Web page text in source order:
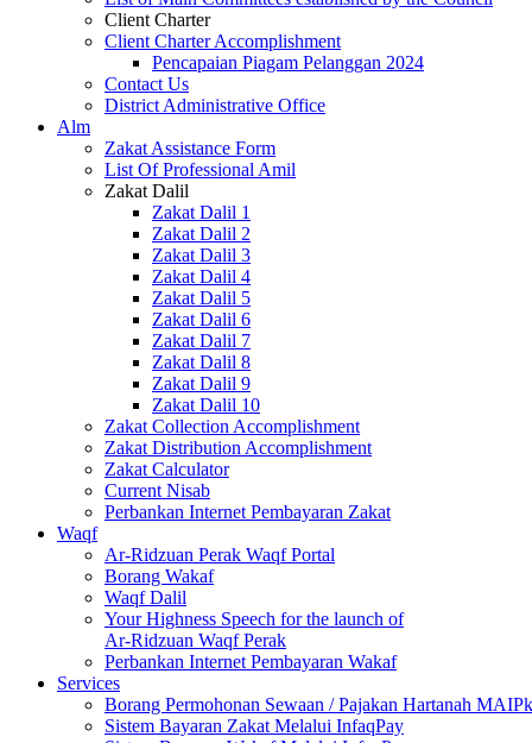
Client Charter
Client Charter Accomplishment
Pencapaian Piagam Pelanggan 2024
Contact Us
District Administrative Office
Alm
Zakat Assistance Form
List Of Professional Amil
Zakat Dalil
Zakat Dalil 1
Zakat Dalil 2
Zakat Dalil 3
Zakat Dalil 4
Zakat Dalil 5
Zakat Dalil 6
Zakat Dalil 7
Zakat Dalil 8
Zakat Dalil 9
Zakat Dalil 10
Zakat Collection Accomplishment
Zakat Distribution Accomplishment
Zakat Calculator
Current Nisab
Perbankan Internet Pembayaran Zakat
Waqf
Ar-Ridzuan Perak Waqf Portal
Borang Wakaf
Waqf Dalil
Your Highness Speech for the launch of
Ar-Ridzuan Waqf Perak
Perbankan Internet Pembayaran Wakaf
Services
Borang Permohonan Sewaan / Pajakan Hartanah MAIPk
Sistem Bayaran Zakat Melalui InfaqPay